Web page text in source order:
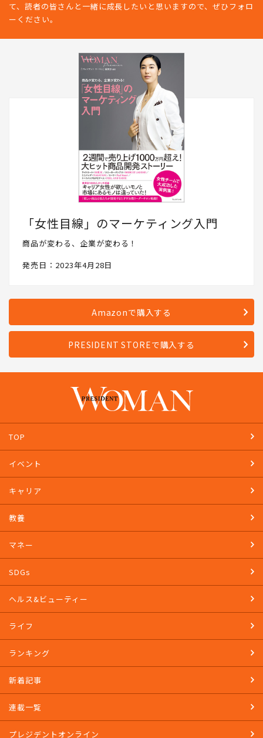
て、読者の皆さんと一緒に成長したいと思いますので、ぜひフォロ
ーください。
「女性目線」のマーケティング入門
商品が変わる、企業が変わる！
発売日：2023年4月28日
Amazonで購入する
PRESIDENT STOREで購入する
TOP
イベント
キャリア
教養
マネー
SDGs
ヘルス&ビューティー
ライフ
ランキング
新着記事
連載一覧
プレジデントオンライン